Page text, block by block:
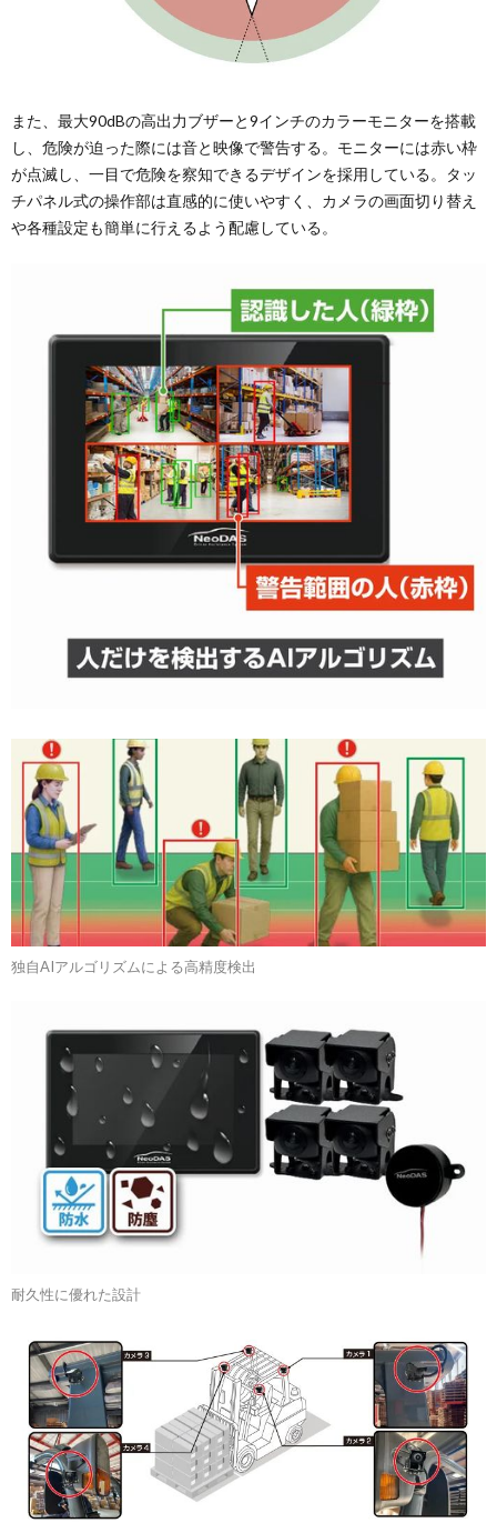
また、最大90dBの高出力ブザーと9インチのカラーモニターを搭載
し、危険が迫った際には音と映像で警告する。モニターには赤い枠
が点滅し、一目で危険を察知できるデザインを採用している。タッ
チパネル式の操作部は直感的に使いやすく、カメラの画面切り替え
や各種設定も簡単に行えるよう配慮している。
独自AIアルゴリズムによる高精度検出
耐久性に優れた設計